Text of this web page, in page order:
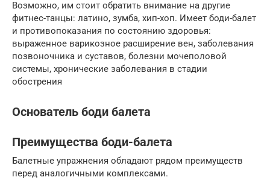
Возможно, им стоит обратить внимание на другие
фитнес-танцы: латино, зумба, хип-хоп. Имеет боди-балет
и противопоказания по состоянию здоровья:
выраженное варикозное расширение вен, заболевания
позвоночника и суставов, болезни мочеполовой
системы, хронические заболевания в стадии
обострения
Основатель боди балета
Преимущества боди-балета
Балетные упражнения обладают рядом преимуществ
перед аналогичными комплексами.